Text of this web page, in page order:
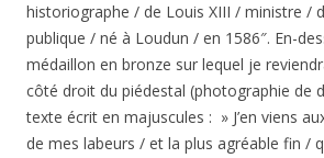
historiographe / de Louis XIII / ministre /
publique / né à Loudun / en 1586″. En-
médaillon en bronze sur lequel je
côté droit du piédestal (photographie de
texte écrit en majuscules : » J’en viens
de mes labeurs / et la plus agréable fin /